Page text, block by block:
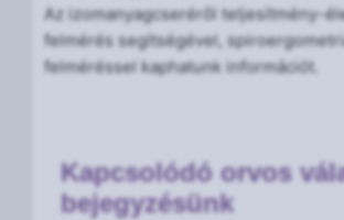
Az izomanyagcseréről teljesítmény-
felmérés segítségével,
felméréssel kaphatunk információt.
Kapcsolódó orvos
bejegyzésünk